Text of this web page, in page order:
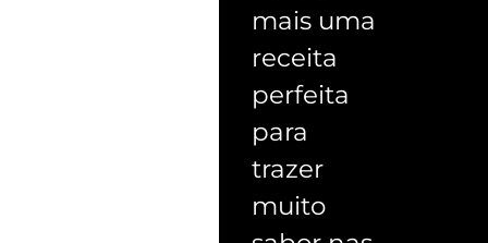
mais uma
receita
perfeita
para
trazer
muito